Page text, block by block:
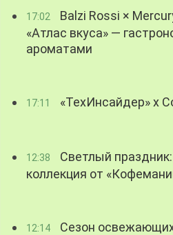
17:02
Balzi Rossi ×
«Атлас вкуса» —
ароматами
17:11 «ТехИнсайдер» х
12:38
Светлый
коллекция от
12:14
Сезон